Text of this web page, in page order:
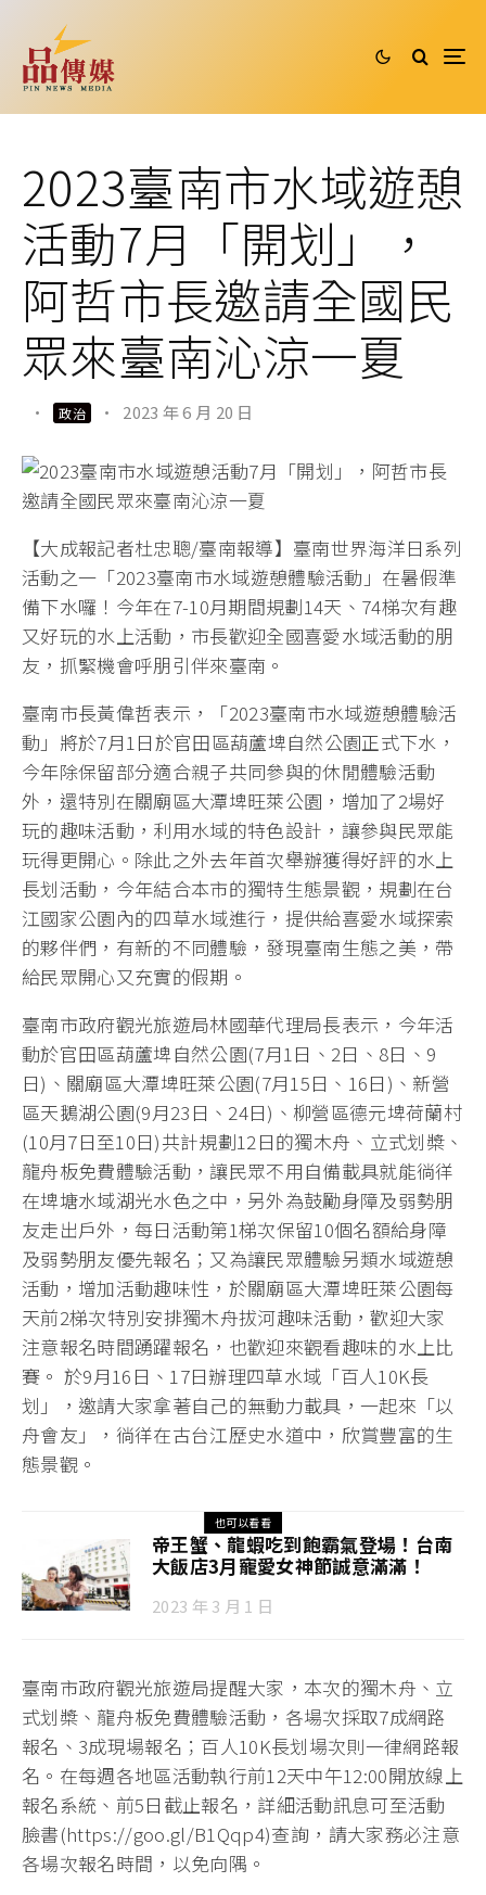
2023臺南市水域遊憩
活動7月「開划」，
阿哲市長邀請全國民
眾來臺南沁涼一夏
· 政治 · 2023 年 6 月 20 日
【大成報記者杜忠聰/臺南報導】臺南世界海洋日系列
活動之一「2023臺南市水域遊憩體驗活動」在暑假準
備下水囉！今年在7-10月期間規劃14天、74梯次有趣
又好玩的水上活動，市長歡迎全國喜愛水域活動的朋
友，抓緊機會呼朋引伴來臺南。
臺南市長黃偉哲表示，「2023臺南市水域遊憩體驗活
動」將於7月1日於官田區葫蘆埤自然公園正式下水，
今年除保留部分適合親子共同參與的休閒體驗活動
外，還特別在關廟區大潭埤旺萊公園，增加了2場好
玩的趣味活動，利用水域的特色設計，讓參與民眾能
玩得更開心。除此之外去年首次舉辦獲得好評的水上
長划活動，今年結合本市的獨特生態景觀，規劃在台
江國家公園內的四草水域進行，提供給喜愛水域探索
的夥伴們，有新的不同體驗，發現臺南生態之美，帶
給民眾開心又充實的假期。
臺南市政府觀光旅遊局林國華代理局長表示，今年活
動於官田區葫蘆埤自然公園(7月1日、2日、8日、9
日)、關廟區大潭埤旺萊公園(7月15日、16日)、新營
區天鵝湖公園(9月23日、24日)、柳營區德元埤荷蘭村
(10月7日至10日)共計規劃12日的獨木舟、立式划槳、
龍舟板免費體驗活動，讓民眾不用自備載具就能徜徉
在埤塘水域湖光水色之中，另外為鼓勵身障及弱勢朋
友走出戶外，每日活動第1梯次保留10個名額給身障
及弱勢朋友優先報名；又為讓民眾體驗另類水域遊憩
活動，增加活動趣味性，於關廟區大潭埤旺萊公園每
天前2梯次特別安排獨木舟拔河趣味活動，歡迎大家
注意報名時間踴躍報名，也歡迎來觀看趣味的水上比
賽。 於9月16日、17日辦理四草水域「百人10K長
划」，邀請大家拿著自己的無動力載具，一起來「以
舟會友」，徜徉在古台江歷史水道中，欣賞豐富的生
態景觀。
也可以看看
帝王蟹、龍蝦吃到飽霸氣登場！台南
大飯店3月寵愛女神節誠意滿滿！
2023 年 3 月 1 日
臺南市政府觀光旅遊局提醒大家，本次的獨木舟、立
式划槳、龍舟板免費體驗活動，各場次採取7成網路
報名、3成現場報名；百人10K長划場次則一律網路報
名。在每週各地區活動執行前12天中午12:00開放線上
報名系統、前5日截止報名，詳細活動訊息可至活動
臉書(https://goo.gl/B1Qqp4)查詢，請大家務必注意
各場次報名時間，以免向隅。